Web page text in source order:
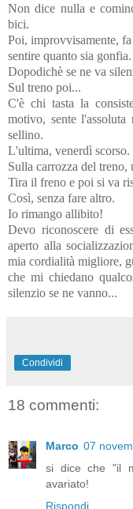
Non dice nulla e
bici.
Poi, improvvisamente,
sentire quanto sia gonfia.
Dopodichè se ne va
Sul treno poi...
C'è chi tasta la
motivo, sente
sellino.
L'ultima, venerdì scorso.
Sulla carrozza del treno,
Tira il freno e poi si va
Così, senza fare altro.
Io rimango allibito!
Devo riconoscere di
aperto alla
mia cordialità migliore,
che mi chiedano
silenzio se ne vanno...
Condividi
18 commenti:
Marco 07
si dice che "il
avariato!
Rispondi